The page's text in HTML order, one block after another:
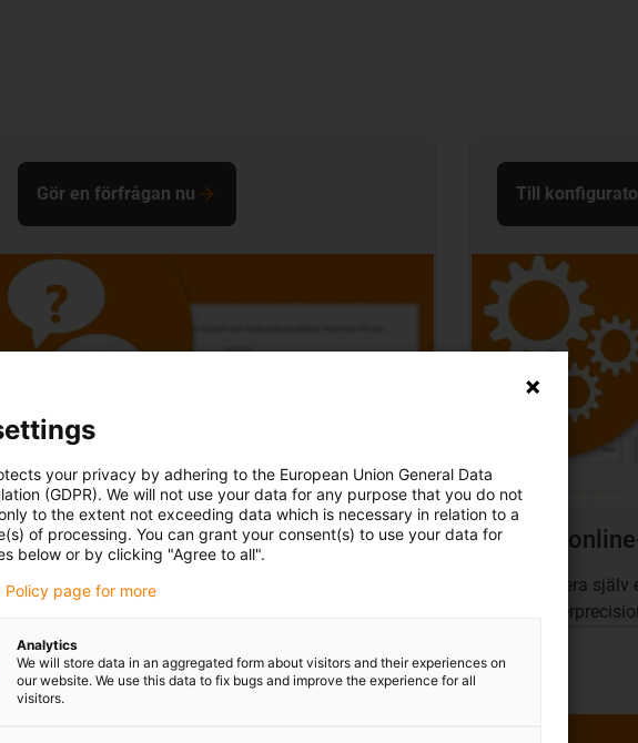
Begär en offert
Är du intresserad av ett personligt erbjudande?
Gör en förfrågan nu
Gratis
Konfigurera
Till
your privacy by adhering to the European Union General Data
(GDPR). We will not use your data for any purpose that you do not
to the extent not exceeding data which is necessary in relation to a
of processing. You can grant your consent(s) to use your data for
below or by clicking "Agree to all".
Policy page for more
Analytics
We will store data in an aggregated form about visitors and their experiences on
our website. We use this data to fix bugs and improve the experience for all
visitors.